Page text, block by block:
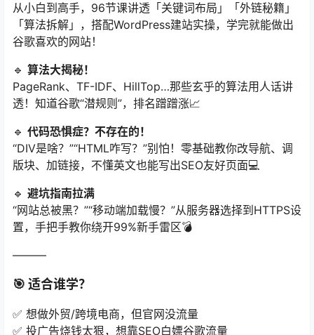
从小白到高手，96节课讲透「关键词布局」「外链秘籍」
「算法拆解」，搭配WordPress建站实操，学完就能做出
谷歌喜欢的网站！
🔹 ​ 算法大揭秘！​
PageRank、TF-IDF、HillTop…那些玄乎的算法用人话讲
透！知道谷歌“潜规则”，排名蹭蹭涨📈
🔹 ​ 代码恐惧症？不存在的！​
“DIV是啥？”“HTML咋写？”别怕！零基础教你改导航、调
版块、加链接，不懂英文也能写出SEO友好页面💻
🔹 ​ 避坑指南拉满
“网站总被黑？”“移动端加载慢？”从服务器选择到HTTPS设
置，手把手教你绕开99%新手雷区💣
———
🎯 ​ 适合谁学？​
✅ 想做外贸/跨境电商，但官网没流量
✅ 投广告烧钱太狠，想靠SEO白嫖谷歌流量